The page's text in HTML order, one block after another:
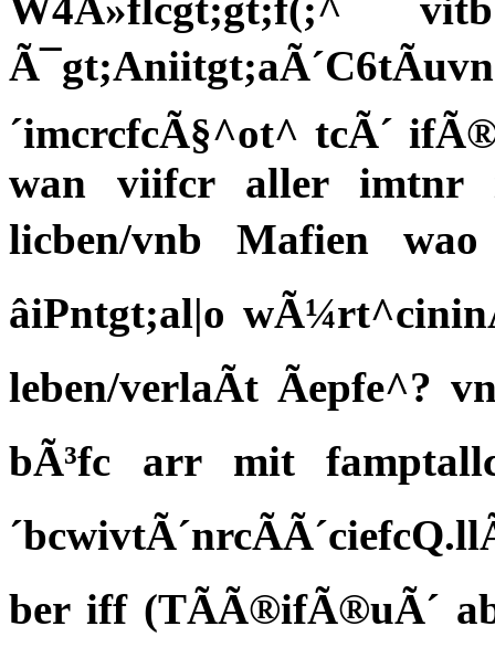
´imcrcfcÃ§^ot^ tcÃ´
wan viifcr aller imtnr
licben/vnb Mafien
âiPntgt;al|o
leben/verlaÃt Ãepfe^?
bÃ³fc arr mit
ber iff (TÃÃ®ifÃ®uÃ´